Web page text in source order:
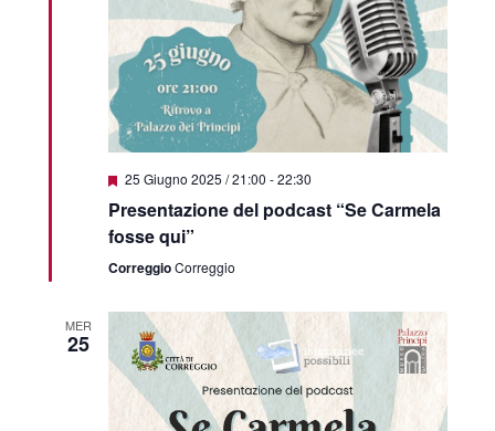
Featured
25 Giugno 2025 / 21:00 -22:30
Presentazione del podcast “Se Carmela
fosse qui”
CorreggioCorreggio
MER
25